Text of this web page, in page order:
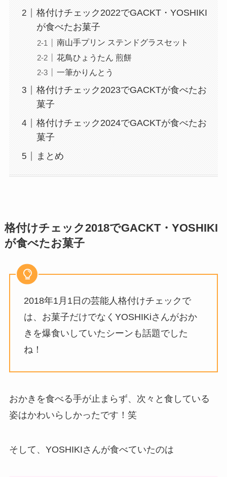
格付けチェック2022でGACKT・YOSHIKI
が食べたお菓子
南山手プリン ステンドグラスセット
花鳥ひょうたん 煎餅
一筆かりんとう
格付けチェック2023でGACKTが食べたお
菓子
格付けチェック2024でGACKTが食べたお
菓子
まとめ
格付けチェック2018でGACKT・YOSHIKI
が食べたお菓子
2018年1月1日の芸能人格付けチェックで
は、お菓子だけでなくYOSHIKiさんがおか
きを爆食いしていたシーンも話題でした
ね！
おかきを食べる手が止まらず、次々と食している
姿はかわいらしかったです！笑
そして、YOSHIKIさんが食べていたのは